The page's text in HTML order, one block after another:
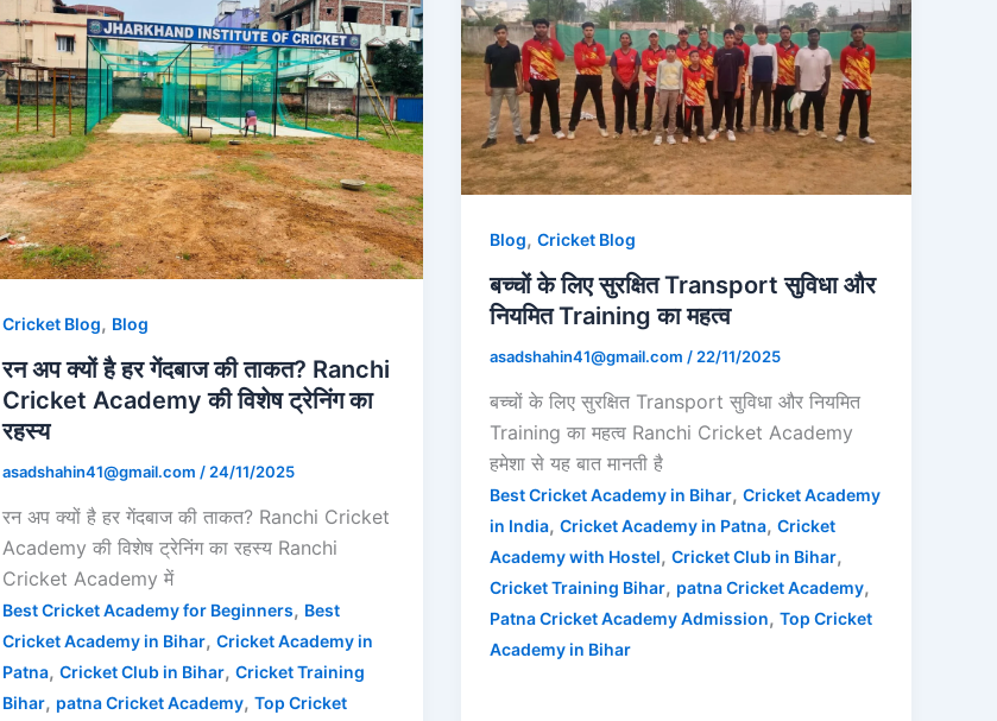
Cricket Blog, Blog
रन अप क्यों है हर गेंदबाज की ताकत? Ranchi
Cricket Academy की विशेष ट्रेनिंग का
रहस्य
asadshahin41@gmail.com / 24/11/2025
रन अप क्यों है हर गेंदबाज की ताकत? Ranchi Cricket
Academy की विशेष ट्रेनिंग का रहस्य Ranchi
Cricket Academy में
Best Cricket Academy for Beginners, Best
Cricket Academy in Bihar, Cricket Academy in
Patna, Cricket Club in Bihar, Cricket Training
Bihar, patna Cricket Academy, Top Cricket
Blog,Cricket Blog
बच्चों के लिए सुरक्षित Transport सुविधा और
नियमित Training का महत्व
asadshahin41@gmail.com / 22/11/2025
बच्चों के लिए सुरक्षित Transport सुविधा और नियमित
Training का महत्व Ranchi Cricket Academy
हमेशा से यह बात मानती है
Best Cricket Academy in Bihar,Cricket Academy
in India,Cricket Academy in Patna,Cricket
Academy with Hostel,Cricket Club in Bihar,
Cricket Training Bihar, patna Cricket Academy,
Patna Cricket Academy Admission,Top Cricket
Academy in Bihar